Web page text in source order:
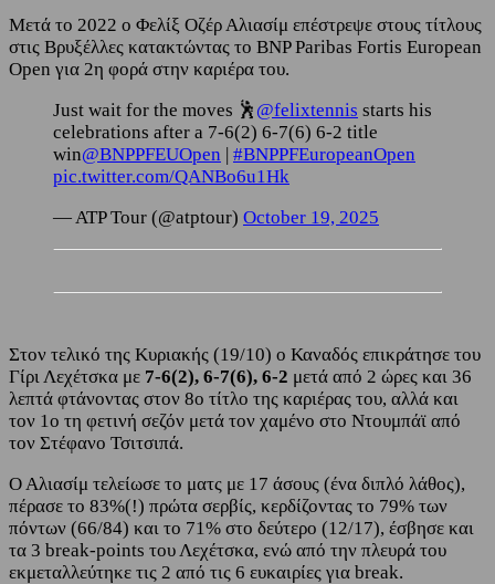
Μετά το 2022 ο Φελίξ Οζέρ Αλιασίμ επέστρεψε στους τίτλους
στις Βρυξέλλες κατακτώντας το BNP Paribas Fortis European
Open για 2η φορά στην καριέρα του.
Just wait for the moves 🕺 @felixtennis starts his
celebrations after a 7-6(2) 6-7(6) 6-2 title
win@BNPPFEUOpen
#BNPPFEuropeanOpen
pic.twitter.com/QANBo6u1Hk
— ATP Tour (@atptour) October 19, 2025
Στον τελικό της Κυριακής (19/10) ο Καναδός επικράτησε του
Γίρι Λεχέτσκα με 7-6(2), 6-7(6), 6-2 μετά από 2 ώρες και 36
λεπτά φτάνοντας στον 8ο τίτλο της καριέρας του, αλλά και
τον 1ο τη φετινή σεζόν μετά τον χαμένο στο Ντουμπάϊ από
τον Στέφανο Τσιτσιπά.
Ο Αλιασίμ τελείωσε το ματς με 17 άσους (ένα διπλό λάθος),
πέρασε το 83%(!) πρώτα σερβίς, κερδίζοντας το 79% των
πόντων (66/84) και το 71% στο δεύτερο (12/17), έσβησε και
τα 3 break-points του Λεχέτσκα, ενώ από την πλευρά του
εκμεταλλεύτηκε τις 2 από τις 6 ευκαιρίες για break.